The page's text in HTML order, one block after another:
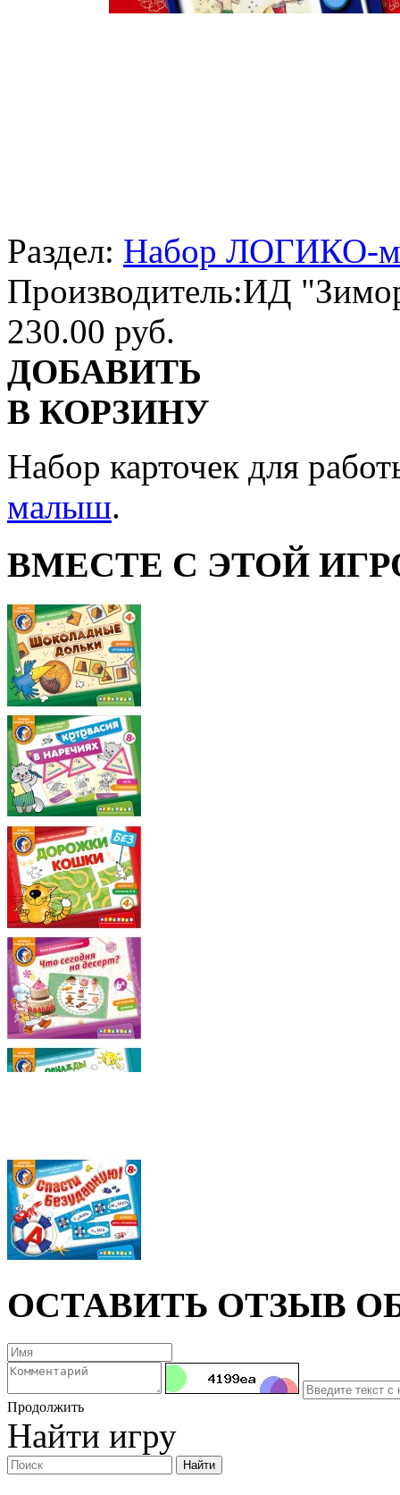
Раздел: Набор ЛОГИКО-
Производитель:ИД
230.00 руб.
ДОБАВИТЬ
В КОРЗИНУ
Набор карточек для
малыш.
ВМЕСТЕ С ЭТОЙ
ОСТАВИТЬ ОТЗЫВ
Продолжить
Найти игру